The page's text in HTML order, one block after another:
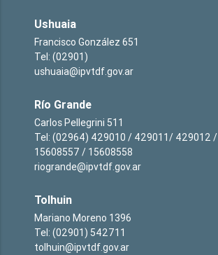
Ushuaia
Francisco González 651
Tel: (02901)
ushuaia@ipvtdf.gov.ar
Río Grande
Carlos Pellegrini 511
Tel: (02964) 429010 / 429011/ 429012 /
15608557 / 15608558
riogrande@ipvtdf.gov.ar
Tolhuin
Mariano Moreno 1396
Tel: (02901) 542711
tolhuin@ipvtdf.gov.ar